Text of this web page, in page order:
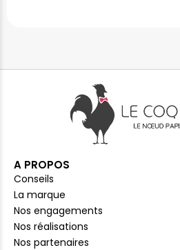
A PROPOS
Conseils
La marque
Nos engagements
Nos réalisations
Nos partenaires